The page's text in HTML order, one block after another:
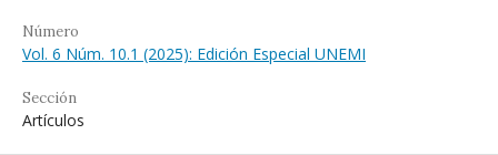
Número
Vol. 6 Núm. 10.1 (2025): Edición Especial UNEMI
Sección
Artículos